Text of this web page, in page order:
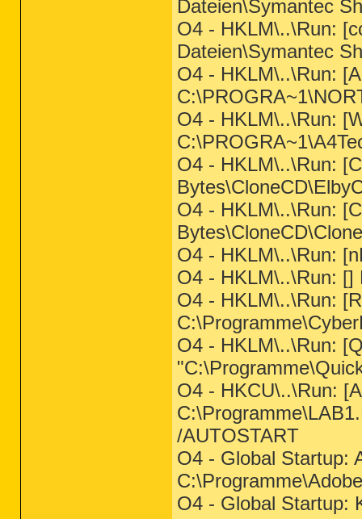
Dateien\Symantec
O4 - HKLM\..\Run:
Dateien\Symantec
O4 - HKLM\..\Run:
O4 - HKLM\..\Run:
O4 - HKLM\..\Run:
O4 - HKLM\..\Run:
O4 - HKLM\..\Run:
O4 - HKLM\..\Run: []
O4 - HKLM\..\Run:
O4 - HKLM\..\Run:
O4 - HKCU\..\Run:
/AUTOSTART
O4 - Global Startup:
O4 - Global Startup: